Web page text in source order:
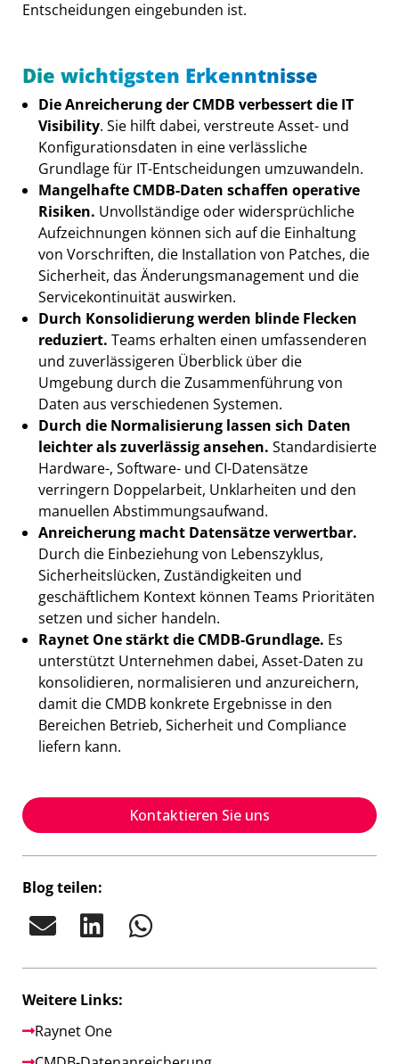
Entscheidungen eingebunden ist.
Die wichtigsten Erkenntnisse
Die Anreicherung der CMDB verbessert die IT
Visibility. Sie hilft dabei, verstreute Asset- und
Konfigurationsdaten in eine verlässliche
Grundlage für IT-Entscheidungen umzuwandeln.
Mangelhafte CMDB-Daten schaffen operative
Risiken. Unvollständige oder widersprüchliche
Aufzeichnungen können sich auf die Einhaltung
von Vorschriften, die Installation von Patches, die
Sicherheit, das Änderungsmanagement und die
Servicekontinuität auswirken.
Durch Konsolidierung werden blinde Flecken
reduziert. Teams erhalten einen umfassenderen
und zuverlässigeren Überblick über die
Umgebung durch die Zusammenführung von
Daten aus verschiedenen Systemen.
Durch die Normalisierung lassen sich Daten
leichter als zuverlässig ansehen. Standardisierte
Hardware-, Software- und CI-Datensätze
verringern Doppelarbeit, Unklarheiten und den
manuellen Abstimmungsaufwand.
Anreicherung macht Datensätze verwertbar.
Durch die Einbeziehung von Lebenszyklus,
Sicherheitslücken, Zuständigkeiten und
geschäftlichem Kontext können Teams Prioritäten
setzen und sicher handeln.
Raynet One stärkt die CMDB-Grundlage. Es
unterstützt Unternehmen dabei, Asset-Daten zu
konsolidieren, normalisieren und anzureichern,
damit die CMDB konkrete Ergebnisse in den
Bereichen Betrieb, Sicherheit und Compliance
liefern kann.
Kontaktieren Sie uns
Blog teilen:
Weitere Links:
Raynet One